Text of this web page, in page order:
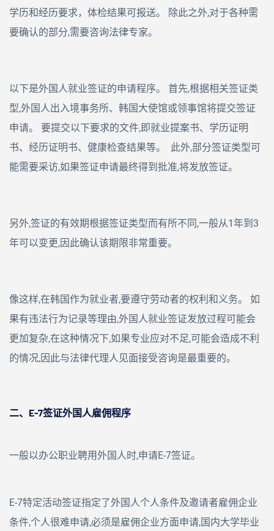
学历和经历要求，体检结果可报送。 除此之外,对于各种需
要确认的部分,需要咨询法律专家。
以下是外国人就业签证的申请程序。 首先,根据相关签证类
型,外国人出入境事务所、韩国大使馆或领事馆将提交签证
申请。 要提交以下要求的文件,即就业提案书、学历证明
书、经历证明书、健康检查结果等。 此外,部分签证类型可
能需要采访,如果签证申请最终得到批准,将发放签证。
另外,签证的有效期根据签证类型而有所不同,一般从1年到3
年可以变更,因此确认该期限非常重要。
像这样,在韩国作为就业者,要遵守劳动者的权利和义务。 如
果有违法行为记录等理由,外国人就业签证发放过程可能会
更加复杂,在这种情况下,如果专业应对不足,可能会造成不利
的情况,因此与法律代理人见面接受咨询是最重要的。
二、 E-7签证外国人雇佣程序
一般以办公职业聘用外国人时,申请E-7签证。
E-7特定活动签证指定了外国人个人条件及邀请者雇佣企业
条件,个人很难申请,必须是雇佣企业方面申请,国内大学毕业